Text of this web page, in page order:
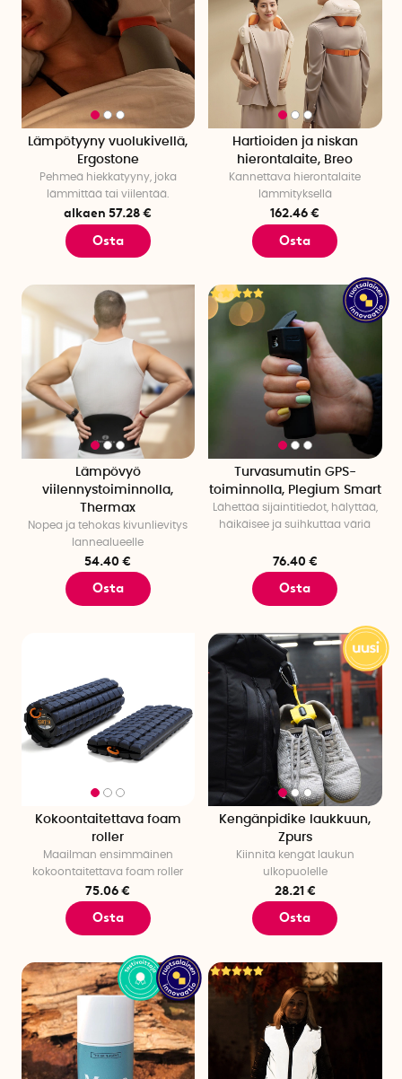
Lämpötyyny vuolukivellä,
Ergostone
Pehmeä hiekkatyyny, joka
lämmittää tai viilentää.
alkaen 57.28 €
Osta
Hartioiden ja niskan
hierontalaite, Breo
Kannettava hierontalaite
lämmityksellä
162.46 €
Osta
Lämpövyö
viilennystoiminnolla,
Thermax
Nopea ja tehokas kivunlievitys
lannealueelle
54.40 €
Osta
Turvasumutin GPS-
toiminnolla, Plegium Smart
Lähettää sijaintitiedot, hälyttää,
häikäisee ja suihkuttaa väriä
76.40 €
Osta
Kokoontaitettava foam
roller
Maailman ensimmäinen
kokoontaitettava foam roller
75.06 €
Osta
Kengänpidike laukkuun,
Zpurs
Kiinnitä kengät laukun
ulkopuolelle
28.21 €
Osta